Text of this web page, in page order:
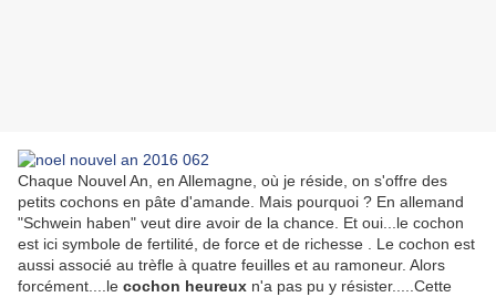
Chaque Nouvel An, en Allemagne, où je réside, on s'offre des
petits cochons en pâte d'amande. Mais pourquoi ? En allemand
"Schwein haben" veut dire avoir de la chance. Et oui...le cochon
est ici symbole de fertilité, de force et de richesse . Le cochon est
aussi associé au trèfle à quatre feuilles et au ramoneur. Alors
forcément....le cochon heureux n'a pas pu y résister.....Cette